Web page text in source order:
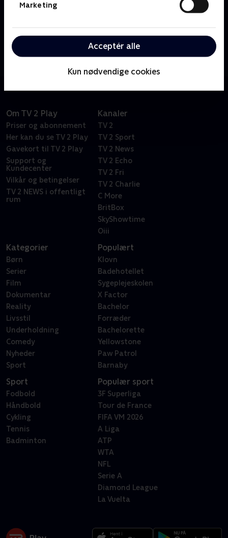
Marketing
Acceptér alle
Kun nødvendige cookies
tager på en mission til nutiden for at finde og
udrydde kilden til en dødbringende sygdom, der i
Om TV 2 Play
Priser og abonnement
Her kan du se TV 2 Play
Gavekort til TV 2 Play
Support og
Kundecenter
Vilkår og betingelser
TV 2 NEWS i offentligt
rum
Kanaler
TV 2
TV 2 Sport
TV 2 News
TV 2 Echo
TV 2 Fri
TV 2 Charlie
C More
BritBox
SkyShowtime
Oiii
Kategorier
Børn
Serier
Film
Dokumentar
Reality
Livsstil
Underholdning
Comedy
Nyheder
Sport
Populært
Klovn
Badehotellet
Sygeplejeskolen
X Factor
Bachelor
Forræder
Bachelorette
Yellowstone
Paw Patrol
Barnaby
Sport
Fodbold
Håndbold
Cykling
Tennis
Badminton
Populær sport
3F Superliga
Tour de France
FIFA VM 2026
A Liga
ATP
WTA
NFL
Serie A
Diamond League
La Vuelta